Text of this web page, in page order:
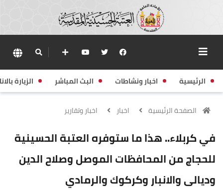
الرئيسية اخبار ونشاطات البث المباشر الزيارة
الصفحة الرئيسية اخبار اخبار وتقارير
في كربلاء.. هذا ما ستوفره العتبة الحسينية
للحجاج من المحافظات الموصل وصلاح الدين
وديالى والانبار وكركوك والرمادي